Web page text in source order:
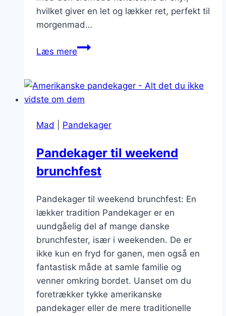
hvilket giver en let og lækker ret, perfekt til
morgenmad…
Læs mereFriske
citronskal
og
Mad
Pandekager
Pandekager til weekend
brunchfest
Pandekager til weekend brunchfest: En
lækker tradition Pandekager er en
uundgåelig del af mange danske
brunchfester, især i weekenden. De er
ikke kun en fryd for ganen, men også en
fantastisk måde at samle familie og
venner omkring bordet. Uanset om du
foretrækker tykke amerikanske
pandekager eller de mere traditionelle